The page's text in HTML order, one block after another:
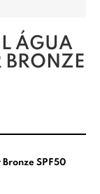
ÁGUA
BRONZE
SPF50